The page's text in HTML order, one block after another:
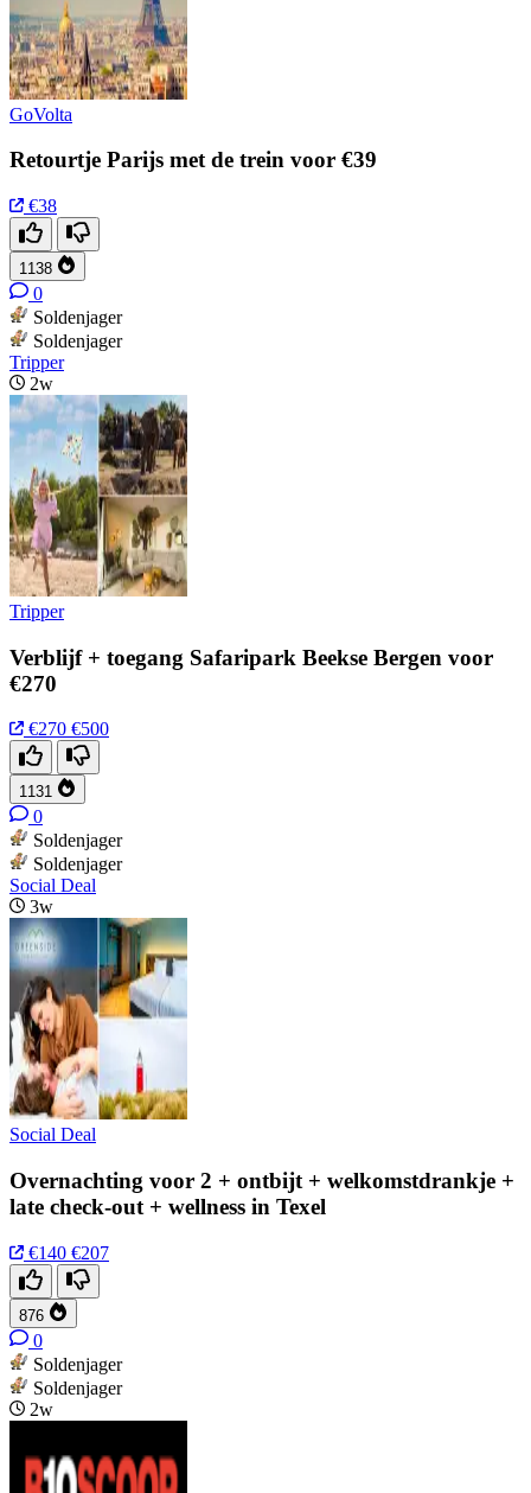
GoVolta
Retourtje Parijs met de trein voor €39
€38
1138
0
Soldenjager
Soldenjager
Tripper
2w
Tripper
Verblijf + toegang Safaripark Beekse Bergen voor
€270
€270 €500
1131
0
Soldenjager
Soldenjager
Social Deal
3w
Social Deal
Overnachting voor 2 + ontbijt + welkomstdrankje +
late check-out + wellness in Texel
€140 €207
876
0
Soldenjager
Soldenjager
2w